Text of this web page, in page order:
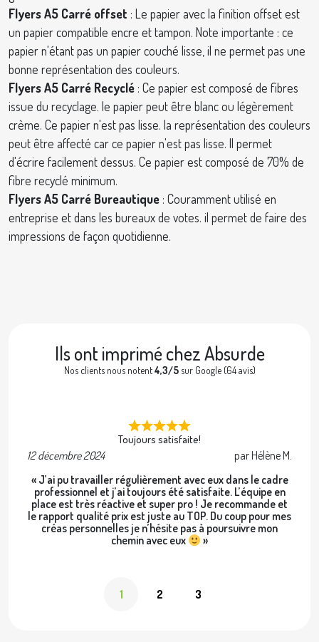
Flyers A5 Carré offset : Le papier avec la finition offset est
un papier compatible encre et tampon. Note importante : ce
papier n'étant pas un papier couché lisse, il ne permet pas une
bonne représentation des couleurs.
Flyers A5 Carré Recyclé : Ce papier est composé de fibres
issue du recyclage. le papier peut être blanc ou légèrement
crème. Ce papier n'est pas lisse. la représentation des couleurs
peut être affecté car ce papier n'est pas lisse. Il permet
d'écrire facilement dessus. Ce papier est composé de 70% de
fibre recyclé minimum.
Flyers A5 Carré Bureautique : Couramment utilisé en
entreprise et dans les bureaux de votes. il permet de faire des
impressions de façon quotidienne.
Ils ont imprimé chez Absurde
Nos clients nous notent4,3/5sur Google (64 avis)
Toujours satisfaite!
12 décembre 2024
par Hélène M.
« J’ai pu travailler régulièrement avec eux dans le cadre
professionnel et j’ai toujours été satisfaite. L’équipe en
place est très réactive et super pro ! Je recommande et
le rapport qualité prix est juste au TOP. Du coup pour mes
créas personnelles je n’hésite pas à poursuivre mon
chemin avec eux
»
1 2 3